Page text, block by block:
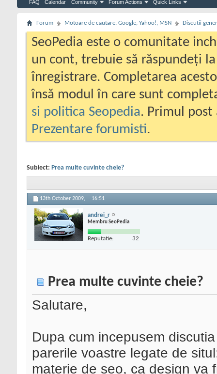
FAQ Calendar Community Forum Actions Quick Links
Forum Motoare de cautare. Google, Yahoo!, MSN Discutii
SeoPedia este o comunitate
un cont, trebuie să răspundeți
înregistrare. Completarea
însă modul în care sunt
si politica Seopedia. Primul
Prezentare forumisti.
Subiect: Prea multe cuvinte cheie?
13th October 2009, 16:51
andrei_r
Membru SeoPedia
Reputatie: 32
Prea multe cuvinte cheie?
Salutare,
Dupa cum incepusem
parerile voastre legate de
materie de seo, ca design va